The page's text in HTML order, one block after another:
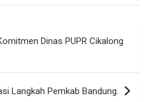
ke
dI
n
Dinas PUPR Cikalong
Langkah Pemkab Bandung.